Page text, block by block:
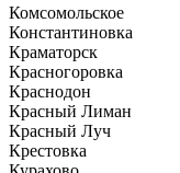
Комсомольское
Константиновка
Краматорск
Красногоровка
Краснодон
Красный Лиман
Красный Луч
Крестовка